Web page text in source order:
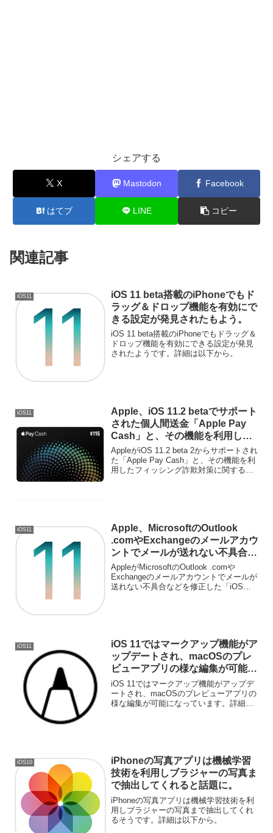
シェアする
X Mastodon Facebook
はてブ LINE コピー
関連記事
iOS11
iOS 11 beta搭載のiPhoneでもド
ラッグ＆ドロップ機能を有効にで
きる設定が発見されたもよう。
iOS 11 beta搭載のiPhoneでもドラッグ＆
ドロップ機能を有効にできる設定が発見
されたようです。詳細は以下から。
iOS11
Apple、iOS 11.2 betaでサポート
された個人間送金「Apple Pay
Cash」と、その機能を利用した
フィッシング詐欺対策に関する情
報を公開。
AppleがiOS 11.2 beta 2からサポートされ
た「Apple Pay Cash」と、その機能を利
用したフィッシング詐欺対策に関する情
iOS11
Apple、MicrosoftのOutlook
.comやExchangeのメールアカウ
ントでメールが送れない不具合な
どを修正した「iOS 11.0.1」をリ
リース。
AppleがMicrosoftのOutlook .comや
Exchangeのメールアカウントでメールが
送れない不具合などを修正した「iOS
iOS11
iOS 11ではマークアップ機能がア
ップデートされ、macOSのプレ
ビューアプリの様な編集が可能
に。
iOS 11ではマークアップ機能がアップデ
ートされ、macOSのプレビューアプリの
様な編集が可能になっています。詳細は
iOS10
iPhoneの写真アプリは機械学習
技術を利用しブラジャーの写真ま
で抽出してくれると話題に。
iPhoneの写真アプリは機械学習技術を利
用しブラジャーの写真まで抽出してくれ
るそうです。詳細は以下から。